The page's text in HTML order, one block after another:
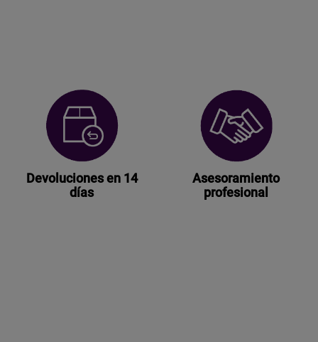
Devoluciones en 14
días
Asesoramiento
profesional